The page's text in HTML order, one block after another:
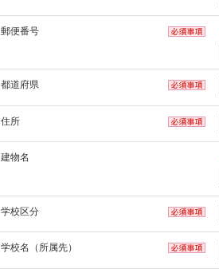
郵便番号
都道府県
住所
建物名
学校区分
学校名（所属先）